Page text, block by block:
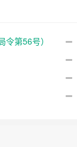
第56号）